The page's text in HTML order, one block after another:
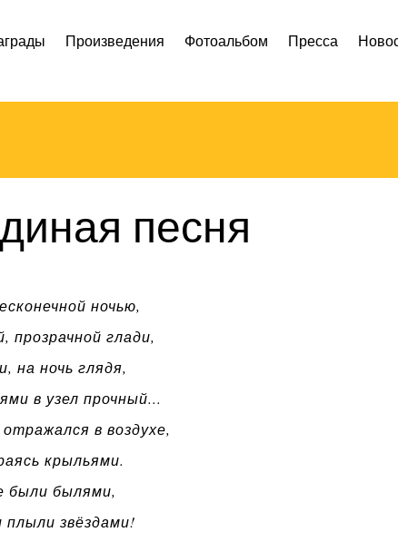
Произведения Фотоальбом Пресса
песня
ночью,
прозрачной глади,
на ночь глядя,
в узел прочный...
в воздухе,
крыльями.
были былями,
плыли звёздами!